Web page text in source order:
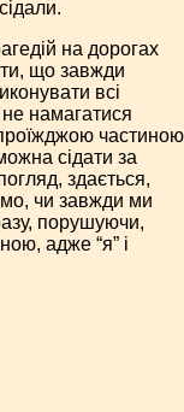
на дорогах
що завжди
всі
намагатися
частиною
сідати за
здається,
чи завжди ми
порушуючи,
адже “я” і